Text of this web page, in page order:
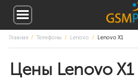
Главная Телефоны Lenovo Lenovo X1
Цены Lenovo X1